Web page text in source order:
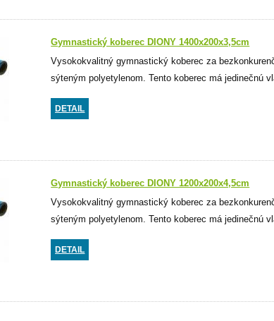
Gymnastický koberec DIONY 1400x200x3,5cm
Vysokokvalitný gymnastický koberec za
sýteným polyetylenom. Tento koberec má jedinečnú
DETAIL
Gymnastický koberec DIONY 1200x200x4,5cm
Vysokokvalitný gymnastický koberec za
sýteným polyetylenom. Tento koberec má jedinečnú
DETAIL